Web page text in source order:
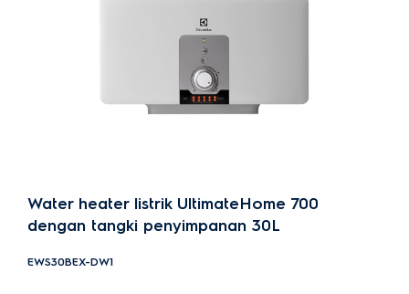
Water heater listrik UltimateHome 700
dengan tangki penyimpanan 30L
EWS30BEX-DW1